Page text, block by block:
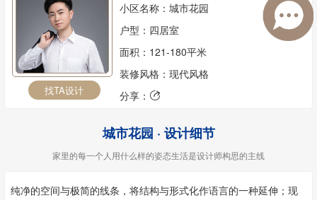
找TA设计
小区名称：城市花园
户型：四居室
面积：121-180平米
装修风格：现代风格
分享： 
城市花园 · 设计细节
家里的每一个人用什么样的姿态生活是设计师构思的主线
纯净的空间与极简的线条，将结构与形式化作语言的一种延伸；现